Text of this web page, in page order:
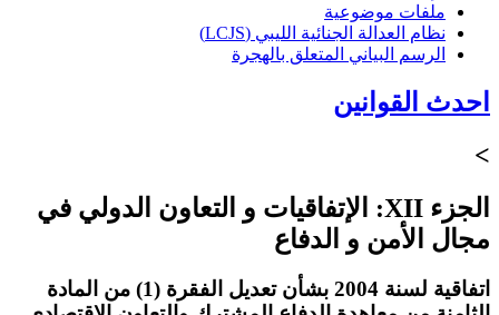
ملفات موضوعية
نظام العدالة الجنائية الليبي (LCJS)
الرسم البياني المتعلق بالهجرة
احدث القوانين
>
الجزء XII: الإتفاقيات و التعاون الدولي في
مجال الأمن و الدفاع
اتفاقية لسنة 2004 بشأن تعديل الفقرة (1) من المادة